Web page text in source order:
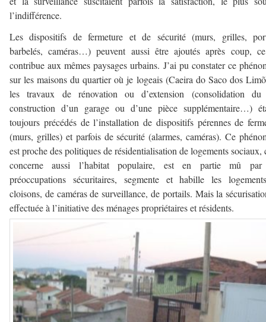
l’indifférence.
Les dispositifs de fermeture et de sécurité (murs, grilles,
barbelés, caméras…) peuvent aussi être ajoutés après coup,
contribue aux mêmes paysages urbains. J’ai pu constater ce
sur les maisons du quartier où je logeais (Caeira do Saco dos
les travaux de rénovation ou d’extension (consolidation
construction d’un garage ou d’une pièce supplémentaire…)
toujours précédés de l’installation de dispositifs pérennes de
(murs, grilles) et parfois de sécurité (alarmes, caméras). Ce
est proche des politiques de résidentialisation de logements sociaux,
concerne aussi l’habitat populaire, est en partie mû par
préoccupations sécuritaires, segmente et habille les
cloisons, de caméras de surveillance, de portails. Mais la
effectuée à l’initiative des ménages propriétaires et résidents.